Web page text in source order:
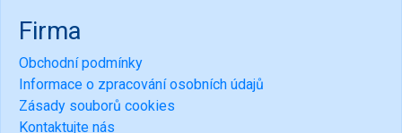
Firma
Obchodní podmínky
Informace o zpracování osobních údajů
Zásady souborů cookies
Kontaktujte nás